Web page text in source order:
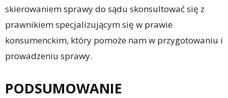
skierowaniem sprawy do sądu skonsultować się z
prawnikiem specjalizującym się w prawie
konsumenckim, który pomoże nam w przygotowaniu i
prowadzeniu sprawy.
PODSUMOWANIE